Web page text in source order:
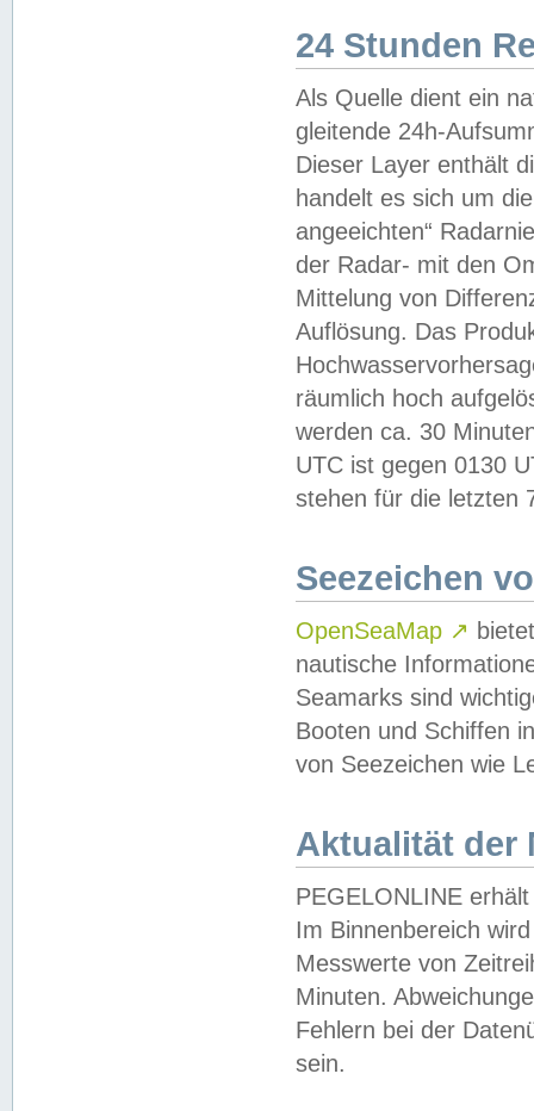
24 Stunden
Als Quelle dient ein
gleitende 24h-
Dieser Layer enthält
handelt es sich um
angeeichten“
der Radar- mit den
Mittelung von
Auflösung. Das
räumlich hoch
werden ca. 30
UTC ist gegen 0130
stehen für die letzten
Seezeichen
OpenSeaMap ↗
nautische
Seamarks sind
Booten und Schiffen
von Seezeichen wie
Aktualität der
PEGELONLINE
Im Binnenbereich
Messwerte von
Minuten.
Fehlern bei der
sein.